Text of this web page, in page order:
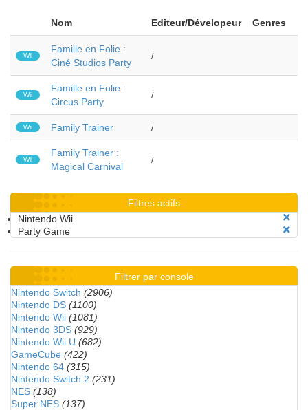
Nom Editeur/Dévelopeur Genres
Wii
Famille en Folie :
Ciné Studios Party
/
Wii
Famille en Folie :
Circus Party
/
Wii Family Trainer /
Wii
Family Trainer :
Magical Carnival
/
Filtres actifs
Nintendo Wii
Party Game
Filtrer par console
Nintendo Switch (2906)
Nintendo DS (1100)
Nintendo Wii (1081)
Nintendo 3DS (929)
Nintendo Wii U (682)
GameCube (422)
Nintendo 64 (315)
Nintendo Switch 2 (231)
NES (138)
Super NES (137)